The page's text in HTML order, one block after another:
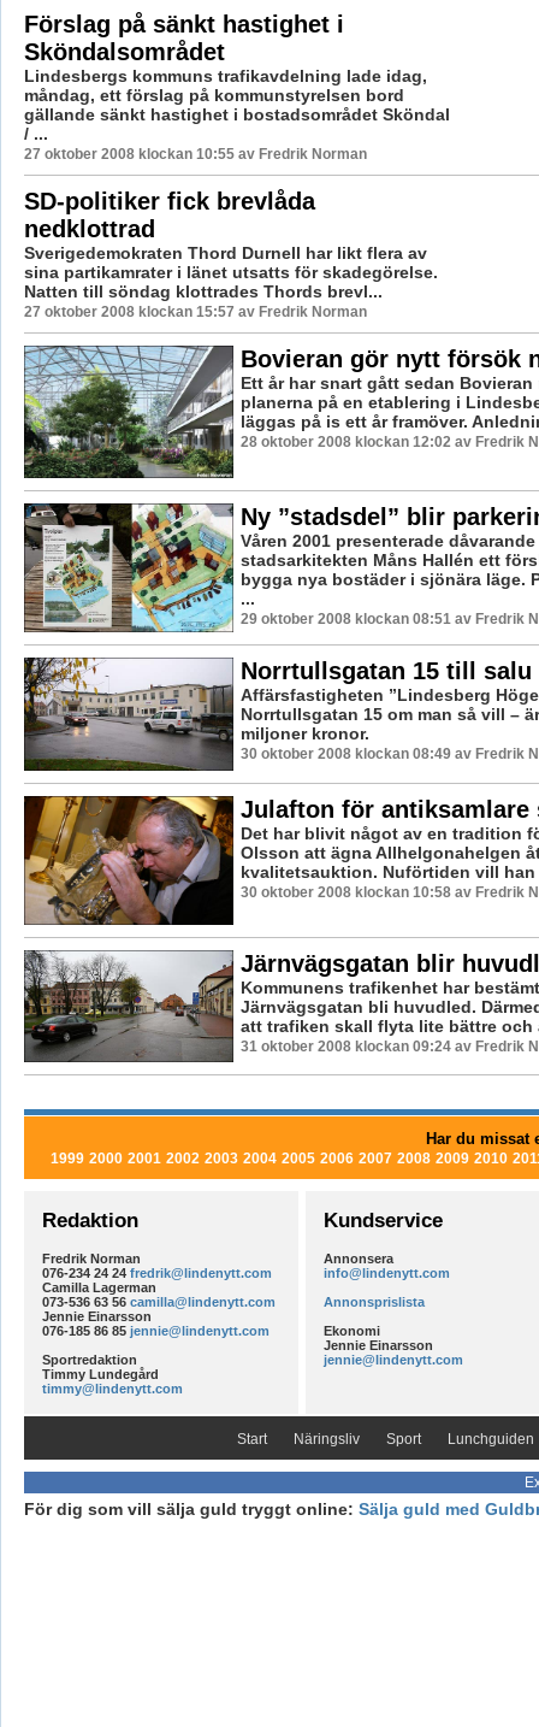
Förslag på sänkt hastighet i
Sköndalsområdet
Lindesbergs kommuns trafikavdelning lade idag,
måndag, ett förslag på kommunstyrelsen bord
gällande sänkt hastighet i bostadsområdet Sköndal
/ ...
27 oktober 2008 klockan 10:55 av Fredrik Norman
SD-politiker fick brevlåda
nedklottrad
Sverigedemokraten Thord Durnell har likt flera av
sina partikamrater i länet utsatts för skadegörelse.
Natten till söndag klottrades Thords brevl...
27 oktober 2008 klockan 15:57 av Fredrik Norman
Bovieran gör nytt försök
Ett år har snart gått sedan Bovieran
planerna på en etablering i
läggas på is ett år framöver.
28 oktober 2008 klockan 12:02 av Fredrik
Ny ”stadsdel” blir
Våren 2001 presenterade dåvarande
stadsarkitekten Måns Hallén ett
bygga nya bostäder i sjönära läge.
...
29 oktober 2008 klockan 08:51 av Fredrik
Norrtullsgatan 15 till salu
Affärsfastigheten ”Lindesberg
Norrtullsgatan 15 om man så vill –
miljoner kronor.
30 oktober 2008 klockan 08:49 av Fredrik
Julafton för antiksamlare
Det har blivit något av en tradition
Olsson att ägna Allhelgonahelgen
kvalitetsauktion. Nuförtiden vill han
30 oktober 2008 klockan 10:58 av Fredrik
Järnvägsgatan blir
Kommunens trafikenhet har
Järnvägsgatan bli huvudled.
att trafiken skall flyta lite bättre och
31 oktober 2008 klockan 09:24 av Fredrik
Har du missat
1999 2000 2001 2002 2003 2004 2005 2006 2007 2008 2009 2010
Redaktion
Fredrik Norman
076-234 24 24 fredrik@lindenytt.com
Camilla Lagerman
073-536 63 56 camilla@lindenytt.com
Jennie Einarsson
076-185 86 85 jennie@lindenytt.com
Sportredaktion
Timmy Lundegård
timmy@lindenytt.com
Kundservice
Annonsera
info@lindenytt.com
Annonsprislista
Ekonomi
Jennie Einarsson
jennie@lindenytt.com
Start Näringsliv Sport Lunchguiden
För dig som vill sälja guld tryggt online: Sälja guld med